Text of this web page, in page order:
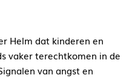
Helm dat kinderen en
vaker terechtkomen in de
van angst en